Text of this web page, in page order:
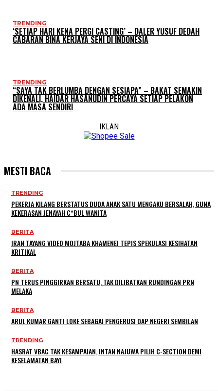
TRENDING
‘SETIAP HARI KENA PERGI CASTING’ – DALER YUSUF DEDAH
CABARAN BINA KERJAYA SENI DI INDONESIA
TRENDING
“SAYA TAK BERLUMBA DENGAN SESIAPA” – BAKAT SEMAKIN
DIKENALI, HAIDAR HASANUDIN PERCAYA SETIAP PELAKON
ADA MASA SENDIRI
IKLAN
MESTI BACA
TRENDING
PEKERJA KILANG BERSTATUS DUDA ANAK SATU MENGAKU BERSALAH, GUNA
KEKERASAN JENAYAH C*BUL WANITA
BERITA
IRAN TAYANG VIDEO MOJTABA KHAMENEI TEPIS SPEKULASI KESIHATAN
KRITIKAL
BERITA
PN TERUS PINGGIRKAN BERSATU, TAK DILIBATKAN RUNDINGAN PRN
MELAKA
BERITA
ARUL KUMAR GANTI LOKE SEBAGAI PENGERUSI DAP NEGERI SEMBILAN
TRENDING
HASRAT VBAC TAK KESAMPAIAN, INTAN NAJUWA PILIH C-SECTION DEMI
KESELAMATAN BAYI